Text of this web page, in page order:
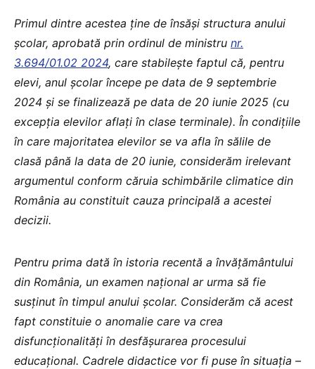
Primul dintre acestea ține de însăși structura anului
școlar, aprobată prin ordinul de ministru nr.
3.694/01.02 2024, care stabilește faptul că, pentru
elevi, anul școlar începe pe data de 9 septembrie
2024 și se finalizează pe data de 20 iunie 2025 (cu
excepția elevilor aflați în clase terminale). În condițiile
în care majoritatea elevilor se va afla în sălile de
clasă până la data de 20 iunie, considerăm irelevant
argumentul conform căruia schimbările climatice din
România au constituit cauza principală a acestei
decizii.
Pentru prima dată în istoria recentă a învățământului
din România, un examen național ar urma să fie
susținut în timpul anului școlar. Considerăm că acest
fapt constituie o anomalie care va crea
disfuncționalități în desfășurarea procesului
educațional. Cadrele didactice vor fi puse în situația –